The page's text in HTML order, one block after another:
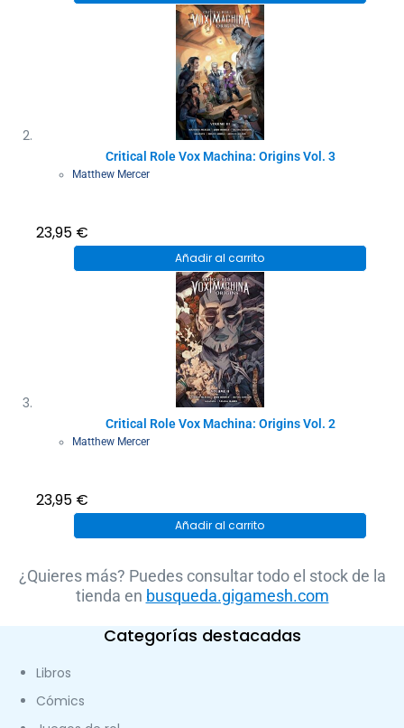
Critical Role Vox Machina: Origins Vol. 3
Matthew Mercer
23,95 €
Añadir al carrito
Critical Role Vox Machina: Origins Vol. 2
Matthew Mercer
23,95 €
Añadir al carrito
¿Quieres más? Puedes consultar todo el stock de la
tienda en busqueda.gigamesh.com
Categorías destacadas
Libros
Cómics